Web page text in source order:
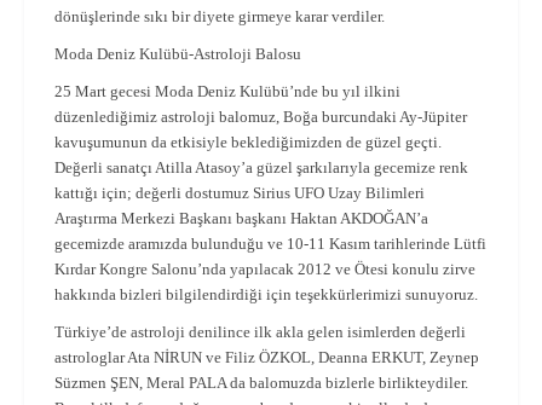
dönüşlerinde sıkı bir diyete girmeye karar verdiler.
Moda Deniz Kulübü-Astroloji Balosu
25 Mart gecesi Moda Deniz Kulübü’nde bu yıl ilkini
düzenlediğimiz astroloji balomuz, Boğa burcundaki Ay-Jüpiter
kavuşumunun da etkisiyle beklediğimizden de güzel geçti.
Değerli sanatçı Atilla Atasoy’a güzel şarkılarıyla gecemize renk
kattığı için; değerli dostumuz Sirius UFO Uzay Bilimleri
Araştırma Merkezi Başkanı başkanı Haktan AKDOĞAN’a
gecemizde aramızda bulunduğu ve 10-11 Kasım tarihlerinde Lütfi
Kırdar Kongre Salonu’nda yapılacak 2012 ve Ötesi konulu zirve
hakkında bizleri bilgilendirdiği için teşekkürlerimizi sunuyoruz.
Türkiye’de astroloji denilince ilk akla gelen isimlerden değerli
astrologlar Ata NİRUN ve Filiz ÖZKOL, Deanna ERKUT, Zeynep
Süzmen ŞEN, Meral PALA da balomuzda bizlerle birlikteydiler.